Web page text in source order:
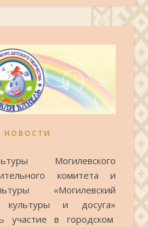
НОВОСТИ
комитета и
«Могилевский
культуры и досуга»
участие в городском